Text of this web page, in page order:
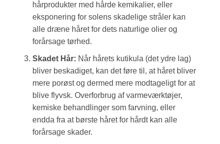
hårprodukter med hårde kemikalier, eller
eksponering for solens skadelige stråler kan
alle dræne håret for dets naturlige olier og
forårsage tørhed.
Skadet Hår: Når hårets kutikula (det ydre lag)
bliver beskadiget, kan det føre til, at håret bliver
mere porøst og dermed mere modtageligt for at
blive flyvsk. Overforbrug af varmeværktøjer,
kemiske behandlinger som farvning, eller
endda fra at børste håret for hårdt kan alle
forårsage skader.